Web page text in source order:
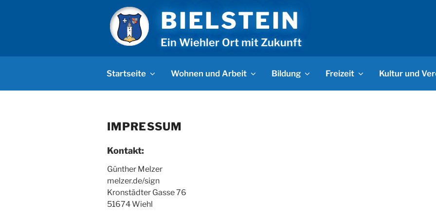
BIELSTEIN
Ein Wiehler Ort mit Zukunft
Startseite Wohnen und Arbeit Bildung Freizeit Kultur und
IMPRESSUM
Kontakt:
Günther Melzer
melzer.de/sign
Kronstädter Gasse 76
51674 Wiehl